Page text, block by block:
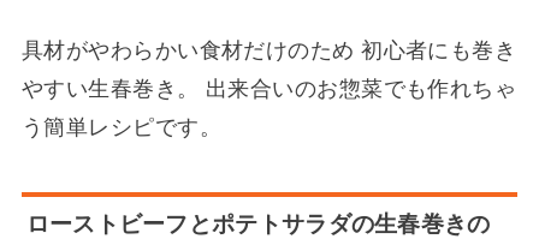
具材がやわらかい食材だけのため 初心者にも巻き
やすい生春巻き。 出来合いのお惣菜でも作れちゃ
う簡単レシピです。
ローストビーフとポテトサラダの生春巻きの